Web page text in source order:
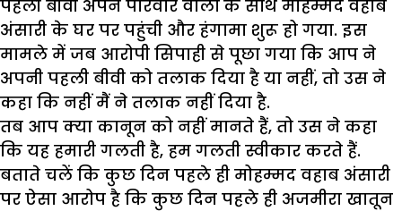
पहली बीवी अपने परिवार वालों के साथ मोहम्मद वहाब
अंसारी के घर पर पहुंची और हंगामा शुरू हो गया. इस
मामले में जब आरोपी सिपाही से पूछा गया कि आप ने
अपनी पहली बीवी को तलाक दिया है या नहीं, तो उस ने
कहा कि नहीं मैं ने तलाक नहीं दिया है.
तब आप क्या कानून को नहीं मानते हैं, तो उस ने कहा
कि यह हमारी गलती है, हम गलती स्वीकार करते हैं.
बताते चलें कि कुछ दिन पहले ही मोहम्मद वहाब अंसारी
पर ऐसा आरोप है कि कुछ दिन पहले ही अजमीरा खातून